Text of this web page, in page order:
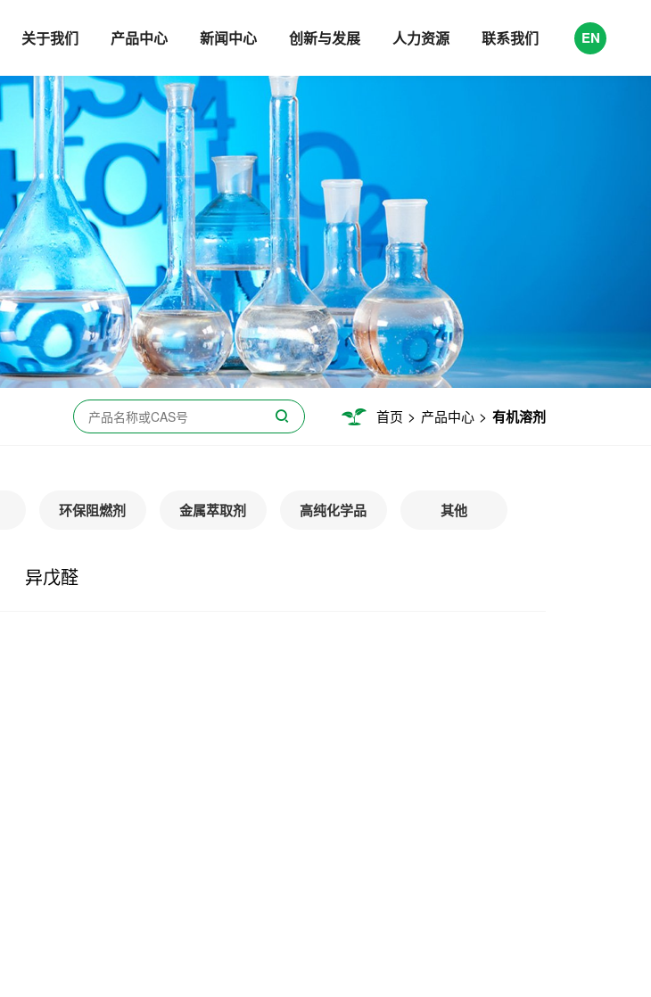
关于我们 产品中心 新闻中心 创新与发展 人力资源 联系我们 EN
首页 > 产品中心 > 有机溶剂
环保阻燃剂 金属萃取剂 高纯化学品 其他
异戊醛